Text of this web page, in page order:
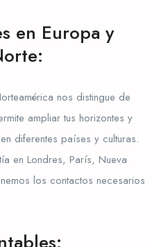
en Europa y
nos distingue de
ampliar tus horizontes y
diferentes países y culturas.
en Londres, París, Nueva
los contactos necesarios